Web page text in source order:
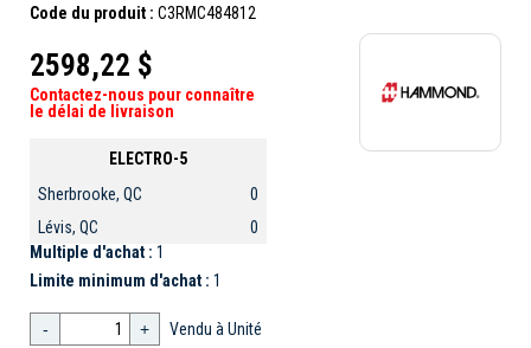
Code du produit : C3RMC484812
2598,22 $
Contactez-nous pour connaître
le délai de livraison
ELECTRO-5
Sherbrooke, QC
0
Lévis, QC
0
Multiple d'achat : 1
Limite minimum d'achat : 1
- + Vendu à Unité